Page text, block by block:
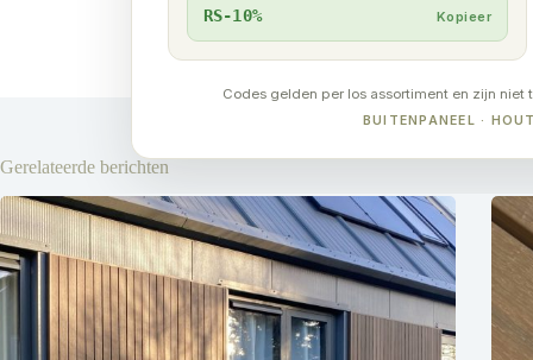
RS-10% Kopieer
Codes gelden per los assortiment en zijn
BUITENPANEEL ·
Gerelateerde berichten